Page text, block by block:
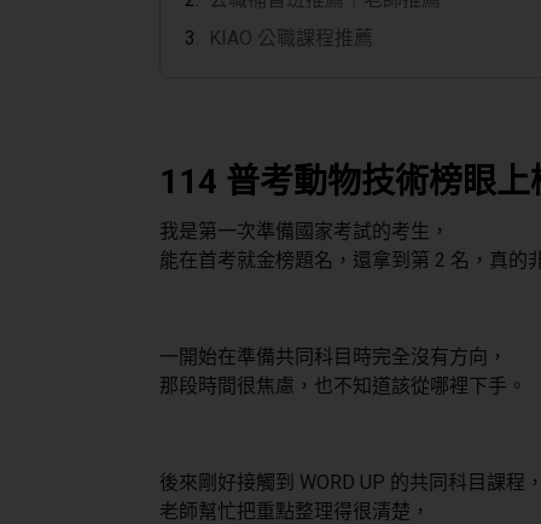
KIAO 公職課程推薦
114 普考動物技術榜眼上
我是第一次準備國家考試的考生，
能在首考就金榜題名，還拿到第 2 名，真的
一開始在準備共同科目時完全沒有方向，
那段時間很焦慮，也不知道該從哪裡下手。
後來剛好接觸到 WORD UP 的共同科目課程，
老師幫忙把重點整理得很清楚，